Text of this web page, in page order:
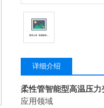
详细介绍
柔性管智能型高温压力
应用领域